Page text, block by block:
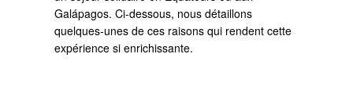
Galápagos. Ci-dessous, nous détaillons
quelques-unes de ces raisons qui rendent cette
expérience si enrichissante.